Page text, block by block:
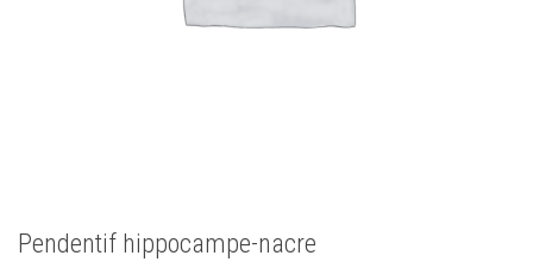
Pendentif hippocampe-nacre